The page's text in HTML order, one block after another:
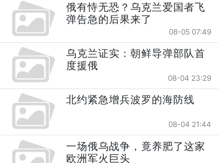
俄有恃无恐？乌克兰爱国者飞
弹告急的后果来了
08-05 07:49
乌克兰证实：朝鲜导弹部队首
度援俄
08-04 23:29
北约紧急增兵波罗的海防线
08-04 21:44
一场俄乌战争，竟养肥了这家
欧洲军火巨头